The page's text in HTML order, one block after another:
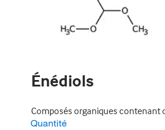
Énédiols
Composés organiques contenant
Quantité